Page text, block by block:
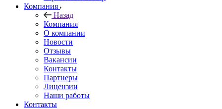
Компания
Назад
Компания
О компании
Новости
Отзывы
Вакансии
Контакты
Партнеры
Лицензии
Наши работы
Контакты